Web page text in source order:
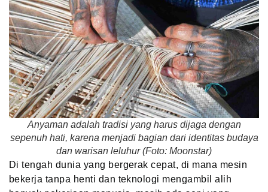
Anyaman adalah tradisi yang harus dijaga dengan
sepenuh hati, karena menjadi bagian dari identitas budaya
dan warisan leluhur (Foto: Moonstar)
Di tengah dunia yang bergerak cepat, di mana mesin
bekerja tanpa henti dan teknologi mengambil alih